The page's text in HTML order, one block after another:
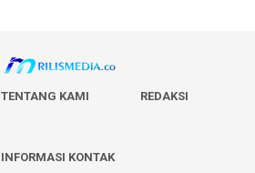
TENTANG KAMI REDAKSI
INFORMASI KONTAK